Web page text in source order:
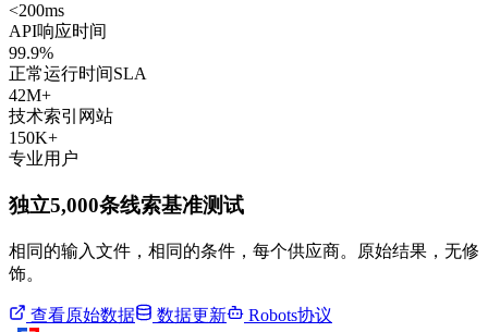
<200ms
API响应时间
99.9%
正常运行时间SLA
42M+
技术索引网站
150K+
专业用户
独立5,000条线索基准测试
相同的输入文件，相同的条件，每个供应商。原始结果，无修
饰。
查看原始数据 数据更新
Robots协议